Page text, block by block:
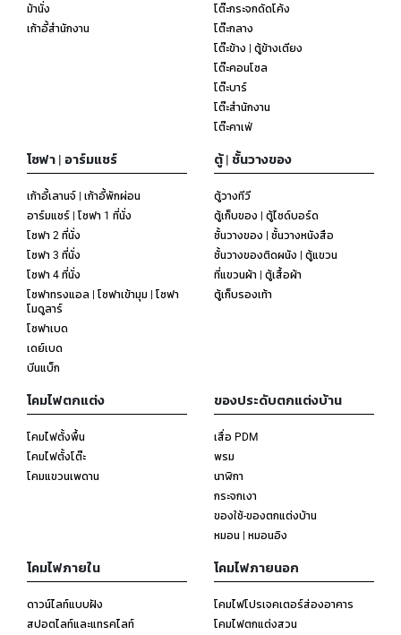
ม้านั่ง
เก้าอี้สำนักงาน
โต๊ะกระจกดัดโค้ง
โต๊ะกลาง
โต๊ะข้าง | ตู้ข้างเตียง
โต๊ะคอนโซล
โต๊ะบาร์
โต๊ะสำนักงาน
โต๊ะคาเฟ่
โซฟา | อาร์มแชร์
เก้าอี้เลานจ์ | เก้าอี้พักผ่อน
อาร์มแชร์ | โซฟา 1 ที่นั่ง
โซฟา 2 ที่นั่ง
โซฟา 3 ที่นั่ง
โซฟา 4 ที่นั่ง
โซฟาทรงแอล | โซฟาเข้ามุม | โซฟา
โมดูลาร์
โซฟาเบด
เดย์เบด
บีนแบ็ก
ตู้ | ชั้นวางของ
ตู้วางทีวี
ตู้เก็บของ | ตู้ไซด์บอร์ด
ชั้นวางของ | ชั้นวางหนังสือ
ชั้นวางของติดผนัง | ตู้แขวน
ที่แขวนผ้า | ตู้เสื้อผ้า
ตู้เก็บรองเท้า
โคมไฟตกแต่ง
โคมไฟตั้งพื้น
โคมไฟตั้งโต๊ะ
โคมแขวนเพดาน
ของประดับตกแต่งบ้าน
เสื่อ PDM
พรม
นาฬิกา
กระจกเงา
ของใช้-ของตกแต่งบ้าน
หมอน | หมอนอิง
โคมไฟภายใน
ดาวน์ไลท์แบบฝัง
สปอตไลท์และแทรคไลท์
โคมไฟภายนอก
โคมไฟโปรเจคเตอร์ส่องอาคาร
โคมไฟตกแต่งสวน